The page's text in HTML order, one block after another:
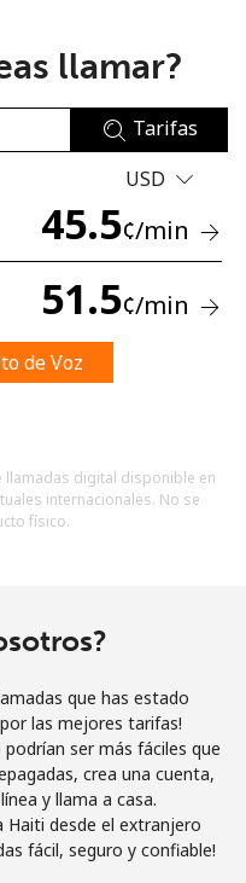
ha creado una contraseña
estoy de acuerdo con
llamar?
Tarifas
USD
45.5¢/min
51.5¢/min
de Voz
llamadas digital disponible en
internacionales. No se
físico.
que has estado
las mejores tarifas!
ser más fáciles que
crea una cuenta,
y llama a casa.
Haiti desde el extranjero
fácil, seguro y confiable!